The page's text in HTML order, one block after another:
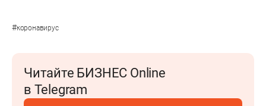
#коронавирус
Читайте БИЗНЕС Online
в Telegram